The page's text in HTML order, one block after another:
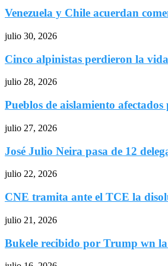
Venezuela y Chile acuerdan
julio 30, 2026
Cinco alpinistas perdieron la
julio 28, 2026
Pueblos de aislamiento
julio 27, 2026
José Julio Neira pasa de 12
julio 22, 2026
CNE tramita ante el TCE la
julio 21, 2026
Bukele recibido por Trump wn